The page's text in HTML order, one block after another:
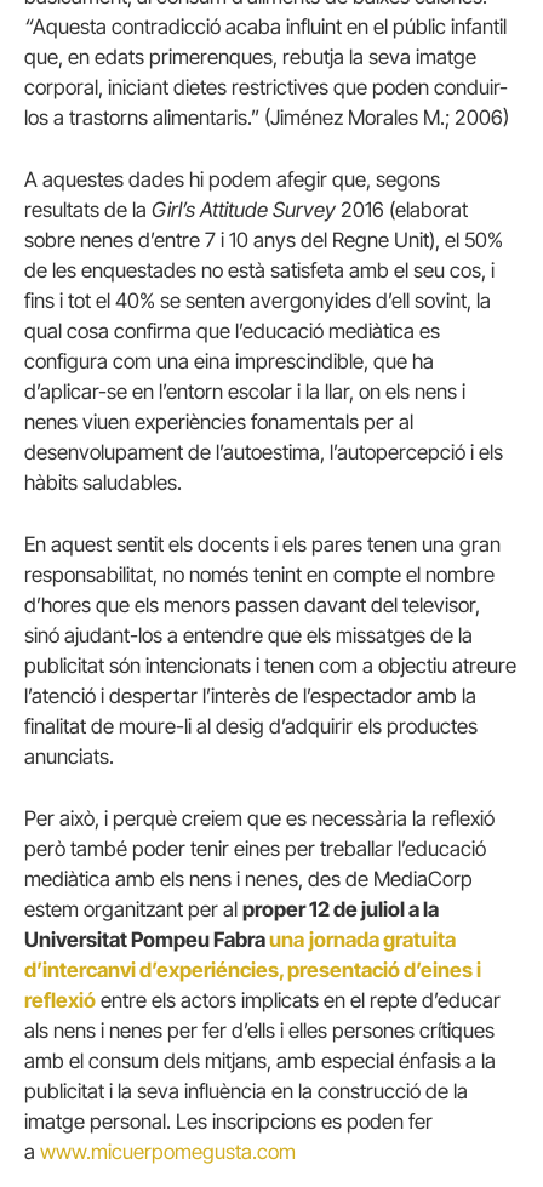
“Aquesta contradicció acaba influint en el públic infantil
que, en edats primerenques, rebutja la seva imatge
corporal, iniciant dietes restrictives que poden conduir-
los a trastorns alimentaris.” (Jiménez Morales M.; 2006)
A aquestes dades hi podem afegir que, segons
resultats de la Girl’s Attitude Survey 2016 (elaborat
sobre nenes d’entre 7 i 10 anys del Regne Unit), el 50%
de les enquestades no està satisfeta amb el seu cos, i
fins i tot el 40% se senten avergonyides d’ell sovint, la
qual cosa confirma que l’educació mediàtica es
configura com una eina imprescindible, que ha
d’aplicar-se en l’entorn escolar i la llar, on els nens i
nenes viuen experiències fonamentals per al
desenvolupament de l’autoestima, l’autopercepció i els
hàbits saludables.
En aquest sentit els docents i els pares tenen una gran
responsabilitat, no només tenint en compte el nombre
d’hores que els menors passen davant del televisor,
sinó ajudant-los a entendre que els missatges de la
publicitat són intencionats i tenen com a objectiu atreure
l’atenció i despertar l’interès de l’espectador amb la
finalitat de moure-li al desig d’adquirir els productes
anunciats.
Per això, i perquè creiem que es necessària la reflexió
però també poder tenir eines per treballar l’educació
mediàtica amb els nens i nenes, des de MediaCorp
estem organitzant per al proper 12 de juliol a la
Universitat Pompeu Fabrauna jornada gratuita
d’intercanvi d’experiéncies, presentació d’eines i
reflexió entre els actors implicats en el repte d’educar
als nens i nenes per fer d’ells i elles persones crítiques
amb el consum dels mitjans, amb especial énfasis a la
publicitat i la seva influència en la construcció de la
imatge personal. Les inscripcions es poden fer
a www.micuerpomegusta.com